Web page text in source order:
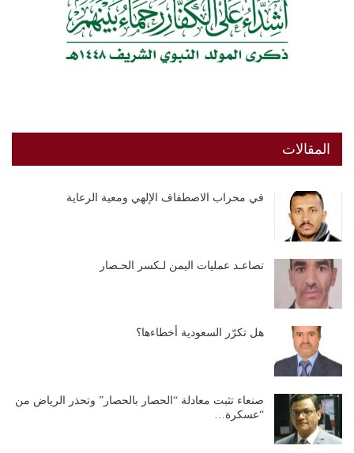
المقالات
في محراب الاصطفاف الإلهي ومعية الرعاية
تصاعـد عمليات اليمن لـكسر الحـصار
هل تكرّر السعودية أخطاءها؟
صنعاء تثبت معادلة “الحصار بالحصار” وتحذر الرياض من
“عسكرة…